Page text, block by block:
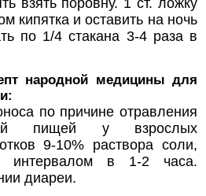
кипятка и оставить на ночь
по 1/4 стакана 3-4 раза в
народной медицины для
по причине отравления
пищей у взрослых
9-10% раствора соли,
интервалом в 1-2 часа.
диареи.